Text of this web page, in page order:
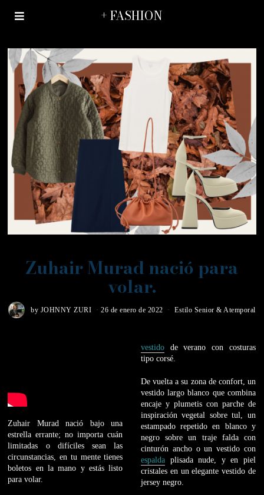
+ FASHION
Zuhair Murad nació para
volar.
by JOHNNY ZURI 26 de enero de 2022 Estilo Senior & Atemporal
Zuhair Murad nació bajo una
estrella errante; no importa cuán
limitadas o difíciles sean las
circunstancias, en tu mente tienes
boletos en la mano y estás listo
para volar.
vestidode verano con costuras
tipo corsé.
De vuelta a su zona de confort, un
vestido largo blanco que combina
encaje y plumetis con parche de
inspiración vegetal sobre tul, un
estampado repetido en blanco y
negro sobre un traje falda con
cinturón ancho o un vestido con
espaldaplisada nude, y en piel
cristales en un elegante vestido de
jersey negro.